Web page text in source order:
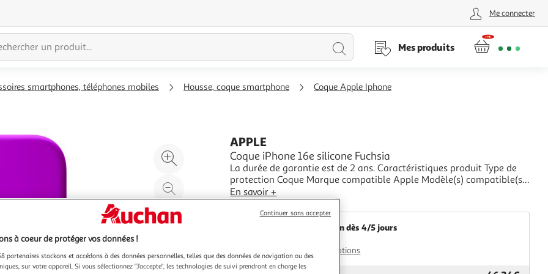
Me connecter
Lancer
la
Mes produits
smartphones, téléphones mobiles Housse, coque smartphone Coque Apple Iphone
Agrandir
l'illustration
200%
l'illustration
à
%
Partager
produit
APPLE
Coque iPhone 16e silicone Fuchsia
La durée de garantie est de 2 ans. Caractéristiques produit Type de
protection Coque Marque compatible Apple Modèle(s) compatible(s)
Modèle compatible_protection iPhone 16e Design Matière Silicone
En savoir +
Livraison dès 4/5 jours
Plus d'options
à coeur de protéger vos données !
partenaires stockons et accédons à des données personnelles, telles que des données de navigation ou des
sur votre appareil. Si vous sélectionnez "J'accepte", les technologies de suivi prendront en charge les
Continuer sans accepter